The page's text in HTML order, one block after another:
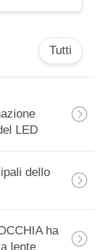
Tutti
LED
dello
ha
lente